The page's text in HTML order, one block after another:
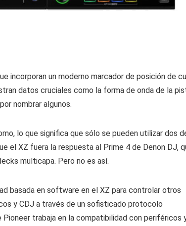
incorporan un moderno marcador de posición de
datos cruciales como la forma de onda de la
nombrar algunos.
lo que significa que sólo se pueden utilizar dos
el XZ fuera la respuesta al Prime 4 de Denon DJ,
multicapa. Pero no es así.
basada en software en el XZ para controlar otros
y CDJ a través de un sofisticado protocolo
trabaja en la compatibilidad con periféricos